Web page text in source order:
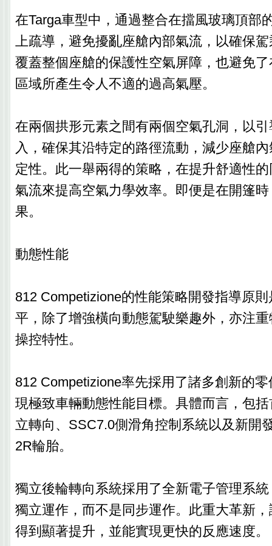
在Targa車型中，通過整合在擋風玻璃頂部
上疏導，避免擾亂座艙內部氣流，以確保
覆蓋整個座艙的保護性空氣屏障，也避免
區域所產生令人不適的過高氣壓。
在兩個拱形元素之間有兩個空氣孔洞，以
入，確保其沿特定的路徑流動，減少座艙
定性。此一舉兩得的策略，在提升舒適性
氣流來提高空氣力學效率。即便是在開篷
果。
動態性能
812 Competizione的性能策略開發指導原
平，除了增強橫向動態駕駛樂趣外，亦注
操控特性。
812 Competizione率先採用了諸多創新的
現極致車輛動態性能目標。具體而言，包
立轉向、SSC7.0側滑角控制系統以及新開
2R輪胎。
獨立後輪轉向系統採用了全新電子管理系
獨立運作，而不是同步運作。此重大革新
得到顯著提升，並能實現更快的反應速度。